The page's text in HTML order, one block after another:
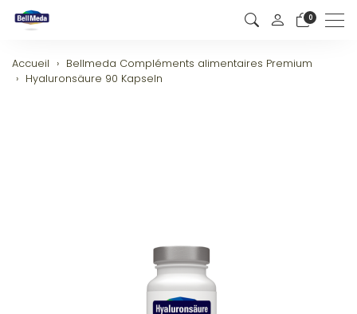
0
Accueil
Bellmeda Compléments alimentaires Premium
Hyaluronsäure 90 Kapseln